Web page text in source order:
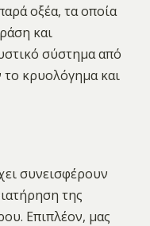
οξέα, τα οποία
και
σύστημα από
κρυολόγημα και
συνεισφέρουν
της
Επιπλέον, μας